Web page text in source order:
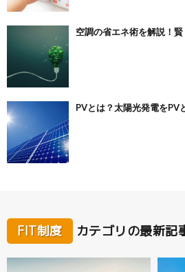
空調の省エネ術を解説！
PVとは？太陽光発電をPV
FIT制度 カテゴリの最新記